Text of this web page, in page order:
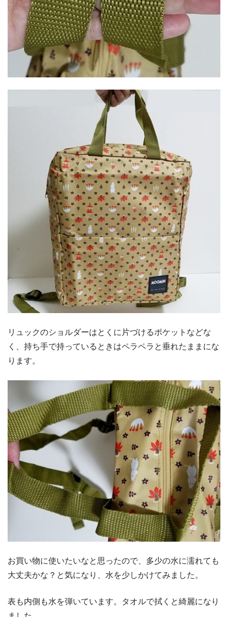
リュックのショルダーはとくに片づけるポケットなどな
く、持ち手で持っているときはペラペラと垂れたままにな
ります。
お買い物に使いたいなと思ったので、多少の水に濡れても
大丈夫かな？と気になり、水を少しかけてみました。
表も内側も水を弾いています。タオルで拭くと綺麗になり